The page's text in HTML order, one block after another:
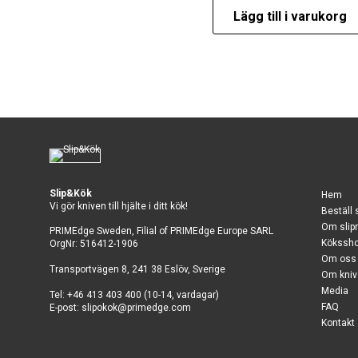
Lägg till i varukorg
Slip&Kök
Vi gör kniven till hjälte i ditt kök!
PRIMEdge Sweden, Filial of PRIMEdge Europe SARL
OrgNr: 516412-1906
Transportvägen 8, 241 38 Eslöv, Sverige
Tel: +46 413 403 400 (10-14, vardagar)
E-post: slipokok@primedge.com
Hem
Beställ
Om
Om oss
Om
Media
FAQ
Kontakt